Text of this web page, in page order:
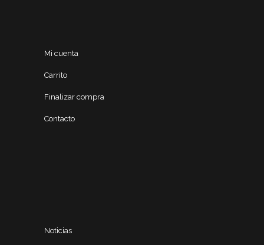
Mi cuenta
Carrito
Finalizar compra
Contacto
Noticias